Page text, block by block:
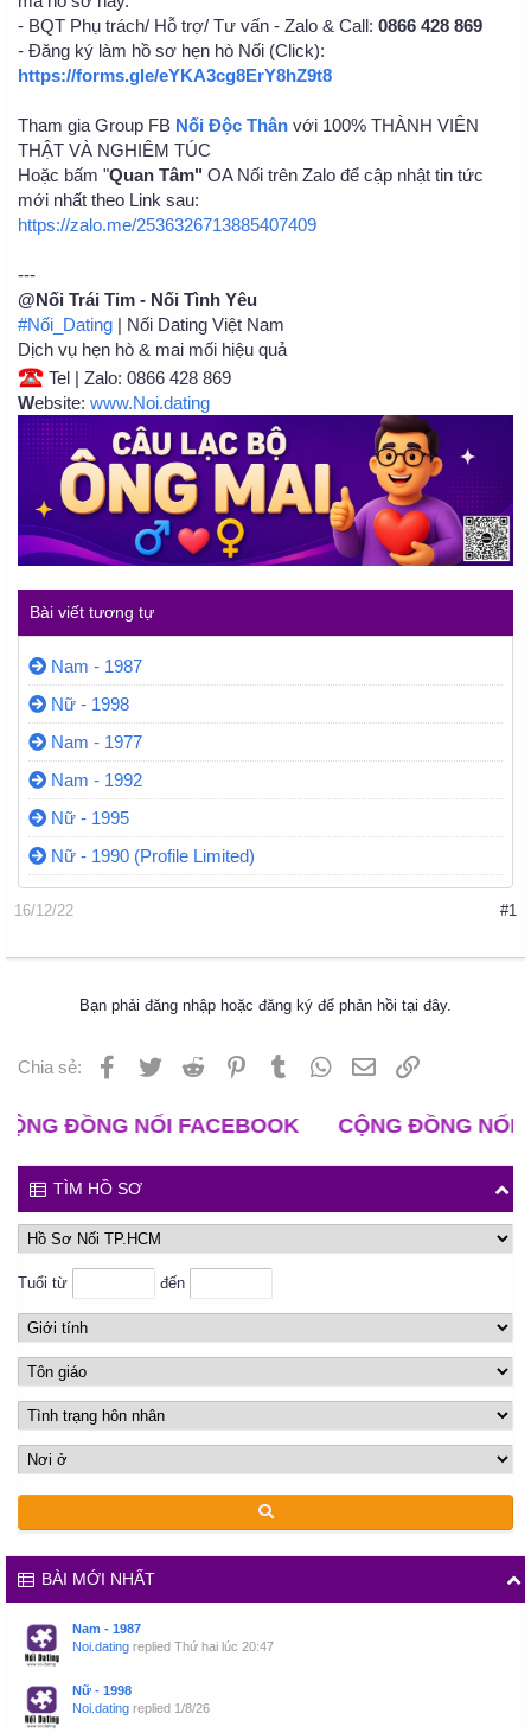
- BQT Phụ trách/ Hỗ trợ/ Tư vấn - Zalo & Call: 0866 428 869
- Đăng ký làm hồ sơ hẹn hò Nối (Click):
https://forms.gle/eYKA3cg8ErY8hZ9t8
Tham gia Group FB Nối Độc Thân với 100% THÀNH VIÊN
THẬT VÀ NGHIÊM TÚC
Hoặc bấm "Quan Tâm" OA Nối trên Zalo để cập nhật tin tức
mới nhất theo Link sau:
https://zalo.me/2536326713885407409
---
@Nối Trái Tim - Nối Tình Yêu
#Nối_Dating | Nối Dating Việt Nam
Dịch vụ hẹn hò & mai mối hiệu quả
Tel | Zalo: 0866 428 869
Website: www.Noi.dating
Bài viết tương tự
Nam - 1987
Nữ - 1998
Nam - 1977
Nam - 1992
Nữ - 1995
Nữ - 1990 (Profile Limited)
#1
16/12/22
Bạn phải đăng nhập hoặc đăng ký để phản hồi tại đây.
Chia sẻ: Facebook
Twitter Reddit PinterestTumblr WhatsApp
Email
ĐỒNG NỐI FACEBOOK CỘNG ĐỒNG NỐI ZALO
TÌM HỒ SƠ
Tuổi từ đến
BÀI MỚI NHẤT
Nam - 1987
Noi.dating replied Thứ hai lúc 20:47
Nữ - 1998
Noi.dating replied 1/8/26